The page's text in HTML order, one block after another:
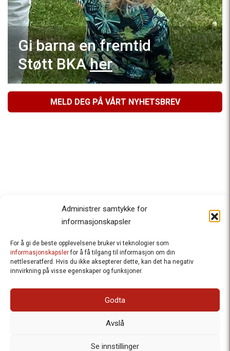
Administrer samtykke for
informasjonskapsler
For å gi de beste opplevelsene bruker vi teknologier som
informasjonskapslerfor å få tilgang til informasjon om din
nettleseratferd. Hvis du ikke aksepterer dette, kan det ha negativ
innvirkning på visse egenskaper og funksjoner.
Godta
Avslå
Se innstillinger
Gi barna en fremtid
Støtt BKAher
MELD DEG PÅ VÅRT NYHETSBREV
Besteforeldrenes klimaaksjon
Ansvarlig redaktør
: Halfdan Wiik |
: Postboks 1231 Vika, 0110 Oslo.
Organisasjonsnummer